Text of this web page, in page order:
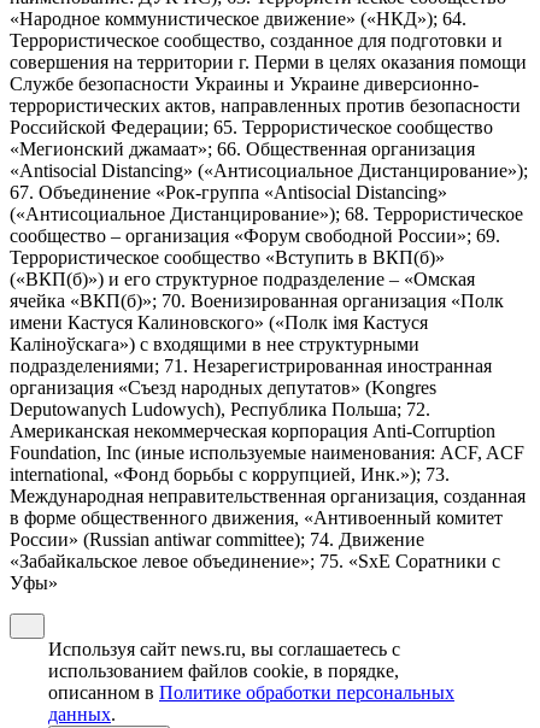
«Народное коммунистическое движение» («НКД»); 64.
Террористическое сообщество, созданное для подготовки и
совершения на территории г. Перми в целях оказания помощи
Службе безопасности Украины и Украине диверсионно-
террористических актов, направленных против безопасности
Российской Федерации; 65. Террористическое сообщество
«Мегионский джамаат»; 66. Общественная организация
«Antisocial Distancing» («Антисоциальное Дистанцирование»);
67. Объединение «Рок-группа «Antisocial Distancing»
(«Антисоциальное Дистанцирование»); 68. Террористическое
сообщество – организация «Форум свободной России»; 69.
Террористическое сообщество «Вступить в ВКП(б)»
(«ВКП(б)») и его структурное подразделение – «Омская
ячейка «ВКП(б)»; 70. Военизированная организация «Полк
имени Кастуся Калиновского» («Полк iмя Кастуся
Калiноўскага») с входящими в нее структурными
подразделениями; 71. Незарегистрированная иностранная
организация «Съезд народных депутатов» (Kongres
Deputowanych Ludowych), Республика Польша; 72.
Американская некоммерческая корпорация Anti-Corruption
Foundation, Inc (иные используемые наименования: ACF, ACF
international, «Фонд борьбы с коррупцией, Инк.»); 73.
Международная неправительственная организация, созданная
в форме общественного движения, «Антивоенный комитет
России» (Russian antiwar committee); 74. Движение
«Забайкальское левое объединение»; 75. «SxE Соратники с
Уфы»
Используя сайт news.ru, вы соглашаетесь с
использованием файлов cookie, в порядке,
описанном в Политике обработки персональных
данных.